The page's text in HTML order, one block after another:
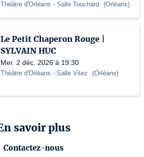
Théâtre d'Orléans - Salle Touchard (Orléans)
Le Petit Chaperon Rouge |
SYLVAIN HUC
Mer. 2 déc. 2026 à 19:30
Théâtre d'Orléans - Salle Vitez (Orléans)
savoir plus
Contactez-nous